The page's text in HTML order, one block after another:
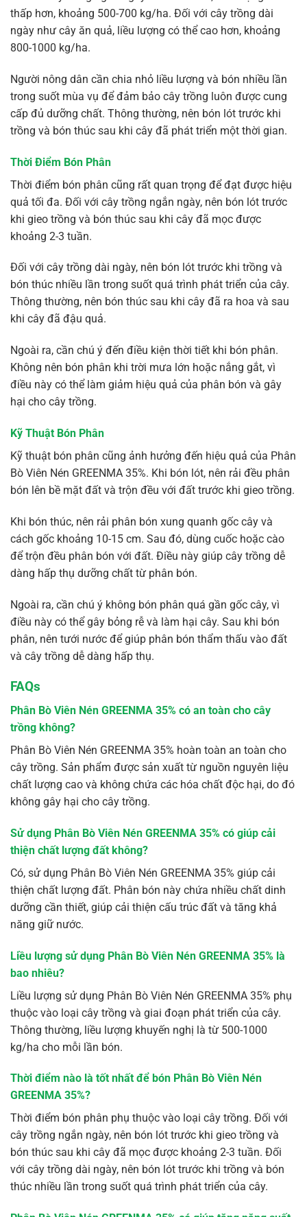
thấp hơn, khoảng 500-700 kg/ha. Đối với cây trồng dài
ngày như cây ăn quả, liều lượng có thể cao hơn, khoảng
800-1000 kg/ha.
Người nông dân cần chia nhỏ liều lượng và bón nhiều lần
trong suốt mùa vụ để đảm bảo cây trồng luôn được cung
cấp đủ dưỡng chất. Thông thường, nên bón lót trước khi
trồng và bón thúc sau khi cây đã phát triển một thời gian.
Thời Điểm Bón Phân
Thời điểm bón phân cũng rất quan trọng để đạt được hiệu
quả tối đa. Đối với cây trồng ngắn ngày, nên bón lót trước
khi gieo trồng và bón thúc sau khi cây đã mọc được
khoảng 2-3 tuần.
Đối với cây trồng dài ngày, nên bón lót trước khi trồng và
bón thúc nhiều lần trong suốt quá trình phát triển của cây.
Thông thường, nên bón thúc sau khi cây đã ra hoa và sau
khi cây đã đậu quả.
Ngoài ra, cần chú ý đến điều kiện thời tiết khi bón phân.
Không nên bón phân khi trời mưa lớn hoặc nắng gắt, vì
điều này có thể làm giảm hiệu quả của phân bón và gây
hại cho cây trồng.
Kỹ Thuật Bón Phân
Kỹ thuật bón phân cũng ảnh hưởng đến hiệu quả của Phân
Bò Viên Nén GREENMA 35%. Khi bón lót, nên rải đều phân
bón lên bề mặt đất và trộn đều với đất trước khi gieo trồng.
Khi bón thúc, nên rải phân bón xung quanh gốc cây và
cách gốc khoảng 10-15 cm. Sau đó, dùng cuốc hoặc cào
để trộn đều phân bón với đất. Điều này giúp cây trồng dễ
dàng hấp thụ dưỡng chất từ phân bón.
Ngoài ra, cần chú ý không bón phân quá gần gốc cây, vì
điều này có thể gây bỏng rễ và làm hại cây. Sau khi bón
phân, nên tưới nước để giúp phân bón thẩm thấu vào đất
và cây trồng dễ dàng hấp thụ.
FAQs
Phân Bò Viên Nén GREENMA 35% có an toàn cho cây
trồng không?
Phân Bò Viên Nén GREENMA 35% hoàn toàn an toàn cho
cây trồng. Sản phẩm được sản xuất từ nguồn nguyên liệu
chất lượng cao và không chứa các hóa chất độc hại, do đó
không gây hại cho cây trồng.
Sử dụng Phân Bò Viên Nén GREENMA 35% có giúp cải
thiện chất lượng đất không?
Có, sử dụng Phân Bò Viên Nén GREENMA 35% giúp cải
thiện chất lượng đất. Phân bón này chứa nhiều chất dinh
dưỡng cần thiết, giúp cải thiện cấu trúc đất và tăng khả
năng giữ nước.
Liều lượng sử dụng Phân Bò Viên Nén GREENMA 35% là
bao nhiêu?
Liều lượng sử dụng Phân Bò Viên Nén GREENMA 35% phụ
thuộc vào loại cây trồng và giai đoạn phát triển của cây.
Thông thường, liều lượng khuyến nghị là từ 500-1000
kg/ha cho mỗi lần bón.
Thời điểm nào là tốt nhất để bón Phân Bò Viên Nén
GREENMA 35%?
Thời điểm bón phân phụ thuộc vào loại cây trồng. Đối với
cây trồng ngắn ngày, nên bón lót trước khi gieo trồng và
bón thúc sau khi cây đã mọc được khoảng 2-3 tuần. Đối
với cây trồng dài ngày, nên bón lót trước khi trồng và bón
thúc nhiều lần trong suốt quá trình phát triển của cây.